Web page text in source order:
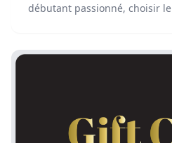
débutant passionné, choisir
sans avoir à quitter votre